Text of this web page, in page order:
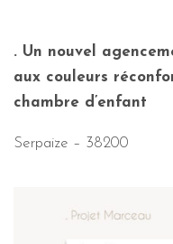
. Un nouvel
aux couleurs
chambre d’enfant
Serpaize – 38200